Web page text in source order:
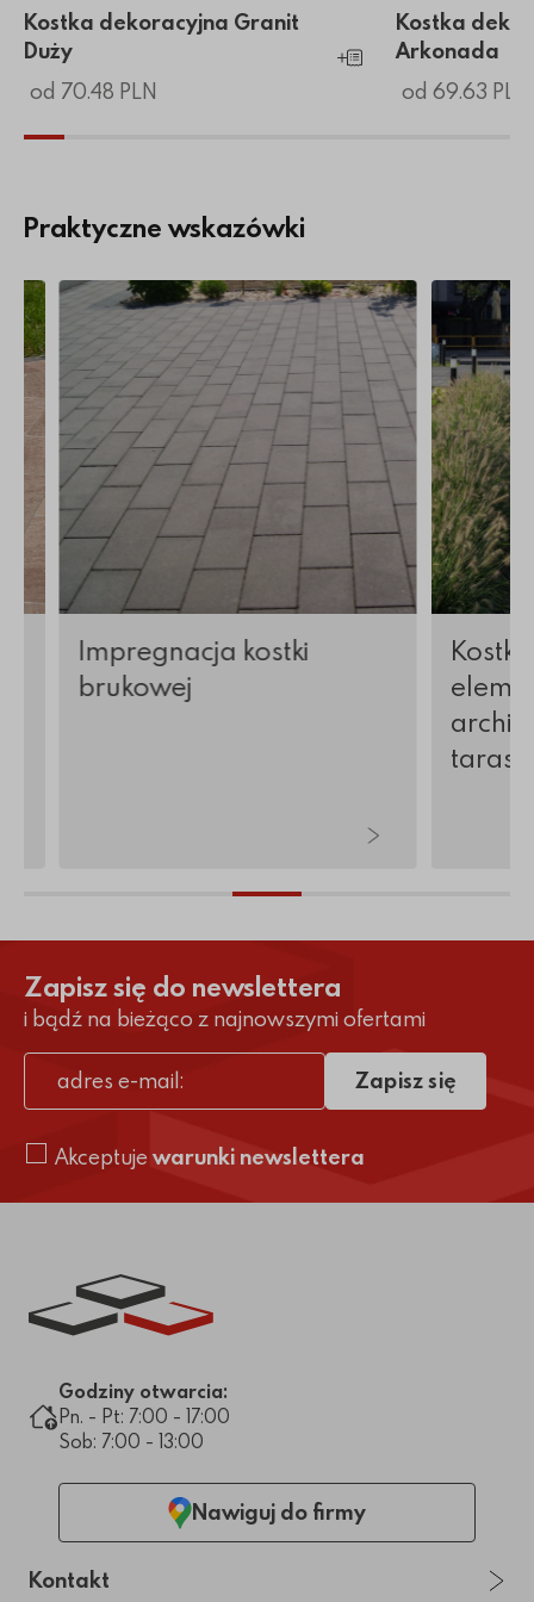
Kostka dekoracyjna Granit
Duży
od 70.48 PLN
Dodaj do koszyka
Kostka
Arkonada
od 69.63 PLN
Praktyczne wskazówki
producenta
Impregnacja kostki
brukowej
Więcej o Impregnacja kostki brukowej
tarasy
Więcej o
Zapisz się do newslettera
i bądź na bieżąco z najnowszymi ofertami
adres e-mail
Akceptuje warunki newslettera
Zapisz się
Link do strony głównej
Godziny otwarcia:
Pn. - Pt: 7:00 - 17:00
Sob: 7:00 - 13:00
Nawiguj do firmy
Kontakt